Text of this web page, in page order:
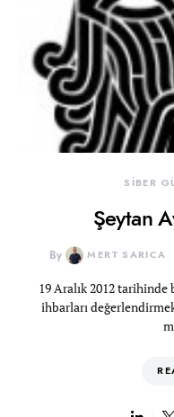
SİBER
Şeytan
By MERT SARICA
19 Aralık 2012
ihbarları